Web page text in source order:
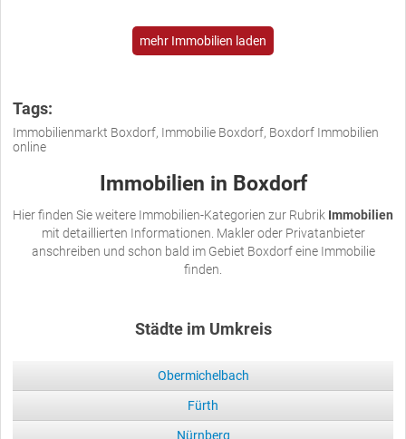
mehr Immobilien laden
Tags:
Immobilienmarkt Boxdorf, Immobilie Boxdorf, Boxdorf Immobilien
online
Immobilien in Boxdorf
Hier finden Sie weitere Immobilien-Kategorien zur Rubrik Immobilien
mit detaillierten Informationen. Makler oder Privatanbieter
anschreiben und schon bald im Gebiet Boxdorf eine Immobilie
finden.
Städte im Umkreis
Obermichelbach
Fürth
Nürnberg